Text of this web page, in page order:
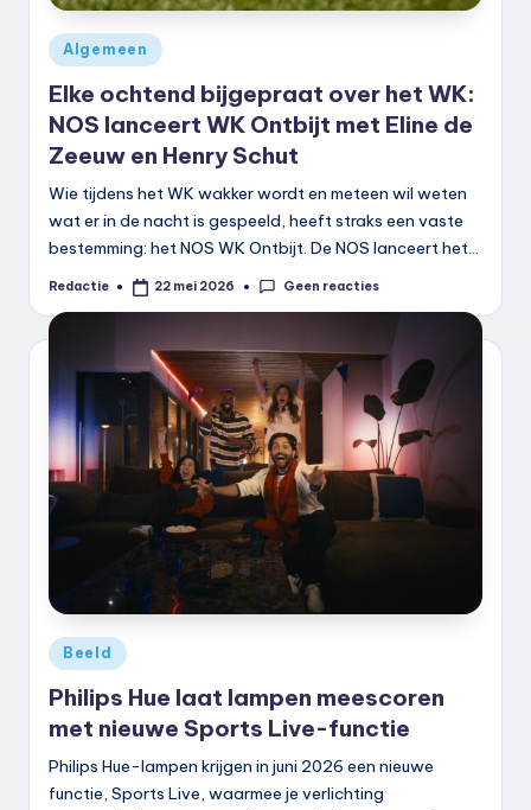
Geplaatst
in
Algemeen
Elke ochtend bijgepraat over het WK:
NOS lanceert WK Ontbijt met Eline de
Zeeuw en Henry Schut
Wie tijdens het WK wakker wordt en meteen wil weten
wat er in de nacht is gespeeld, heeft straks een vaste
bestemming: het NOS WK Ontbijt. De NOS lanceert het…
Geplaatst
Redactie 22 mei 2026 Geen reacties
Geplaatst
in
Beeld
Philips Hue laat lampen meescoren
met nieuwe Sports Live-functie
Philips Hue-lampen krijgen in juni 2026 een nieuwe
functie, Sports Live, waarmee je verlichting